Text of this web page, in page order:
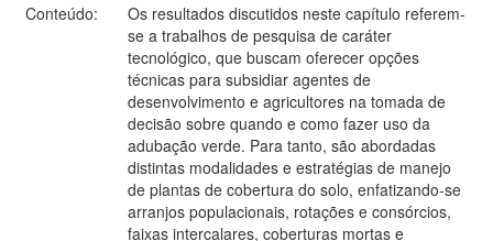
Conteúdo:
Os resultados discutidos neste capítulo referem-
se a trabalhos de pesquisa de caráter
tecnológico, que buscam oferecer opções
técnicas para subsidiar agentes de
desenvolvimento e agricultores na tomada de
decisão sobre quando e como fazer uso da
adubação verde. Para tanto, são abordadas
distintas modalidades e estratégias de manejo
de plantas de cobertura do solo, enfatizando-se
arranjos populacionais, rotações e consórcios,
faixas intercalares, coberturas mortas e